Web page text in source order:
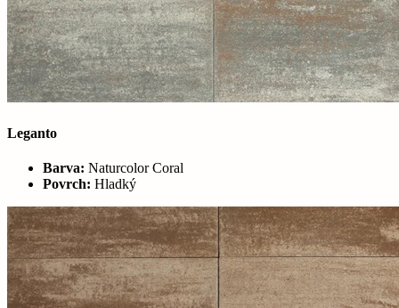
Leganto
Barva: Naturcolor Coral
Povrch: Hladký